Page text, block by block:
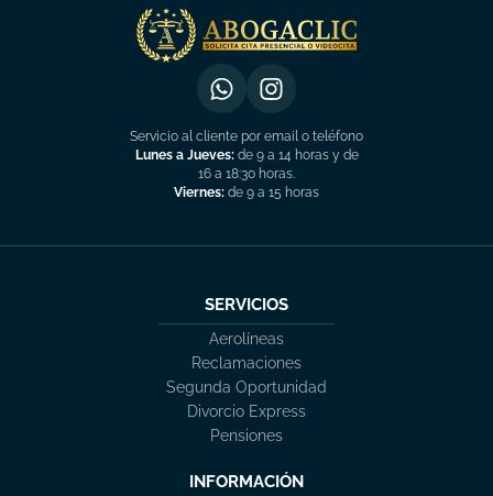
Servicio al cliente por email o teléfono
Lunes a Jueves:de 9 a 14 horas y de
16 a 18:30 horas.
Viernes: de 9 a 15 horas
SERVICIOS
Aerolíneas
Reclamaciones
Segunda Oportunidad
Divorcio Express
Pensiones
INFORMACIÓN